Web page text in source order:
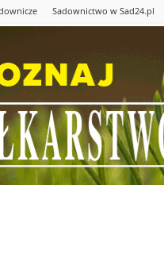
Sadownictwo w Sad24.pl